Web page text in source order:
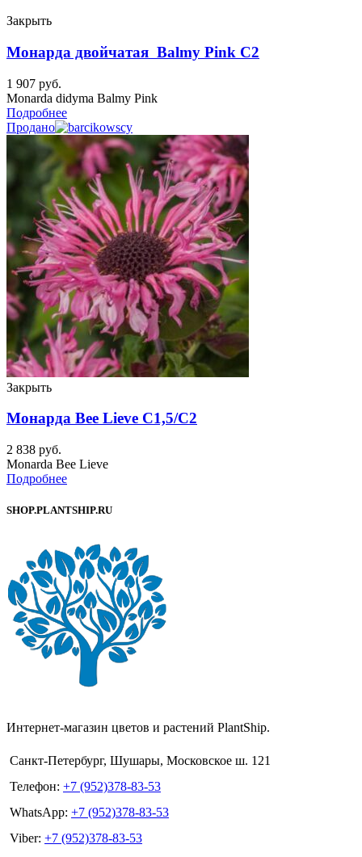
Закрыть
Монарда двойчатая Balmy Pink C2
1 907 руб.
Monarda didyma Balmy Pink
Подробнее
Продано
Закрыть
Монарда Bee Lieve C1,5/C2
2 838 руб.
Monarda Bee Lieve
Подробнее
SHOP.PLANTSHIP.RU
Интернет-магазин цветов и растений PlantShip.
Санкт-Петербург, Шушары, Московское ш. 121
Телефон: +7 (952)378-83-53
WhatsApp: +7 (952)378-83-53
Viber: +7 (952)378-83-53